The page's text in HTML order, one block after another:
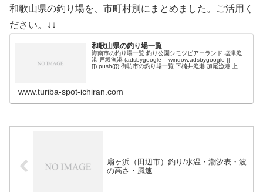
和歌山県の釣り場を、市町村別にまとめました。ご活用く
ださい。↓↓
和歌山県の釣り場一覧
海南市の釣り場一覧 釣り公園シモツピアーランド 塩津漁
港 戸坂漁港 (adsbygoogle = window.adsbygoogle ||
[]).push({});御坊市の釣り場一覧 下楠井漁港 加尾漁港 上野
www.turiba-spot-ichiran.com
扇ヶ浜（田辺市）釣り/水温・潮汐表・波
の高さ・風速